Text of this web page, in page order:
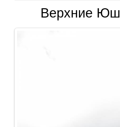
Верхние